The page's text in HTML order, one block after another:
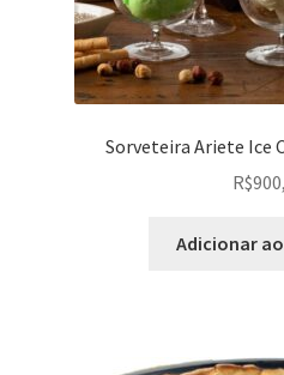
Sorveteira Ariete Ice
R$
Adicionar